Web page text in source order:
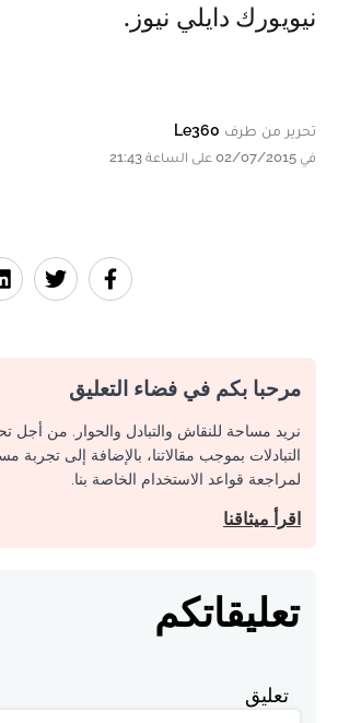
نيويورك دايلي نيوز.
تحرير من طرف Le360
في 02/07/2015 على الساعة 21:43
مرحبا بكم في فضاء التعليق
نريد مساحة للنقاش والتبادل والحوار. من أجل
التبادلات بموجب مقالاتنا، بالإضافة إلى تجربة
لمراجعة قواعد الاستخدام الخاصة بنا.
اقرأ ميثاقنا
تعليقاتكم
تعليق